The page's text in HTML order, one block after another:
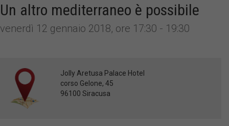
Un altro mediterraneo è possibile
venerdì 12 gennaio 2018, ore 17:30 - 19:30
Jolly Aretusa Palace Hotel
corso Gelone, 45
96100 Siracusa